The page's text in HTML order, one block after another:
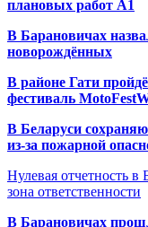
плановых работ A1
В Барановичах
новорождённых
В районе Гати
фестиваль
В Беларуси
из-за пожарной
Нулевая отчетность
зона ответственности
В Барановичах